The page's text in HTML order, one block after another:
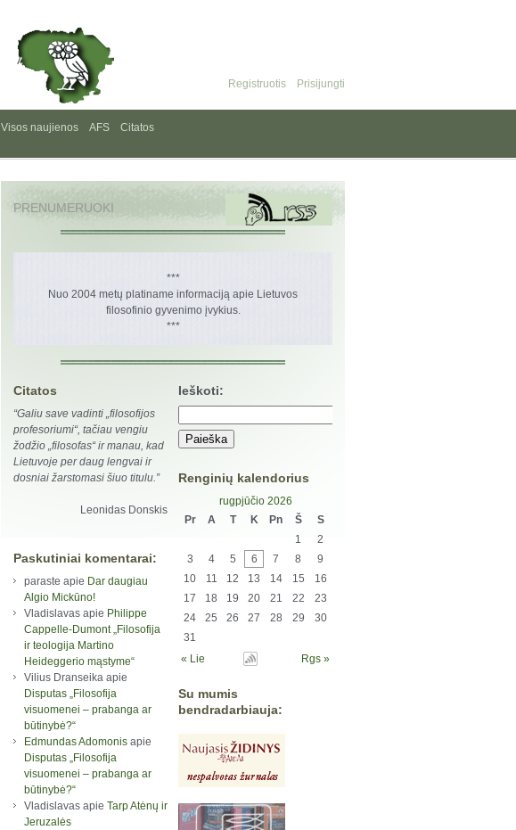
Prisijungti
Registruotis
Visos naujienos AFS
Citatos
PRENUMERUOKI
***
Nuo 2004 metų platiname informaciją apie Lietuvos
filosofinio gyvenimo įvykius.
***
Citatos
“Galiu save vadinti „filosofijos
profesoriumi“, tačiau vengiu
žodžio „filosofas“ ir manau, kad
Lietuvoje per daug lengvai ir
dosniai žarstomasi šiuo titulu.”
Leonidas Donskis
Paskutiniai komentarai:
paraste apie Dar daugiau
Algio Mickūno!
Vladislavas apie Philippe
Cappelle-Dumont „Filosofija
ir teologija Martino
Heideggerio mąstyme“
Vilius Dranseika apie
Disputas „Filosofija
visuomenei – prabanga ar
būtinybė?“
Edmundas Adomonis apie
Disputas „Filosofija
visuomenei – prabanga ar
būtinybė?“
Vladislavas apie Tarp Atėnų ir
Jeruzalės
Ieškoti:
Renginių kalendorius
rugpjūčio 2026
Pr
A T K Pn Š
S
1
2
3
4 5 6 7 8
9
10
11 12 13 14 15
16
17
18 19 20 21 22
23
24
25 26 27 28 29
30
31
« Lie
Rgs »
Su mumis
bendradarbiauja: